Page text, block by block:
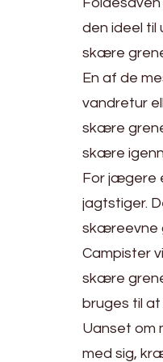
den ideel til
skære
En af de
vandretur
skære
skære
For jægere
jagtstiger.
skæreevne
Campister
skære
bruges til
Uanset om
med sig,